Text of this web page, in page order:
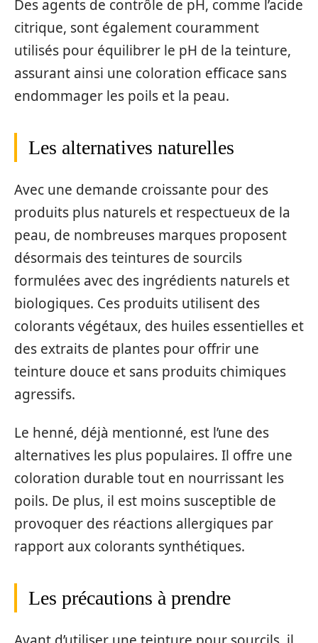
Des agents de contrôle de pH, comme l’acide
citrique, sont également couramment
utilisés pour équilibrer le pH de la teinture,
assurant ainsi une coloration efficace sans
endommager les poils et la peau.
Les alternatives naturelles
Avec une demande croissante pour des
produits plus naturels et respectueux de la
peau, de nombreuses marques proposent
désormais des teintures de sourcils
formulées avec des ingrédients naturels et
biologiques. Ces produits utilisent des
colorants végétaux, des huiles essentielles et
des extraits de plantes pour offrir une
teinture douce et sans produits chimiques
agressifs.
Le henné, déjà mentionné, est l’une des
alternatives les plus populaires. Il offre une
coloration durable tout en nourrissant les
poils. De plus, il est moins susceptible de
provoquer des réactions allergiques par
rapport aux colorants synthétiques.
Les précautions à prendre